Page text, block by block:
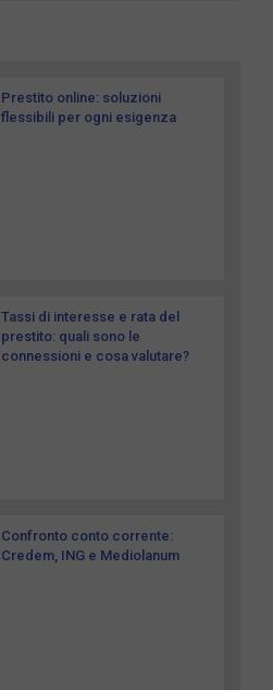
Prestito online: soluzioni
flessibili per ogni esigenza
Tassi di interesse e rata del
prestito: quali sono le
connessioni e cosa valutare?
Confronto conto corrente:
Credem, ING e Mediolanum